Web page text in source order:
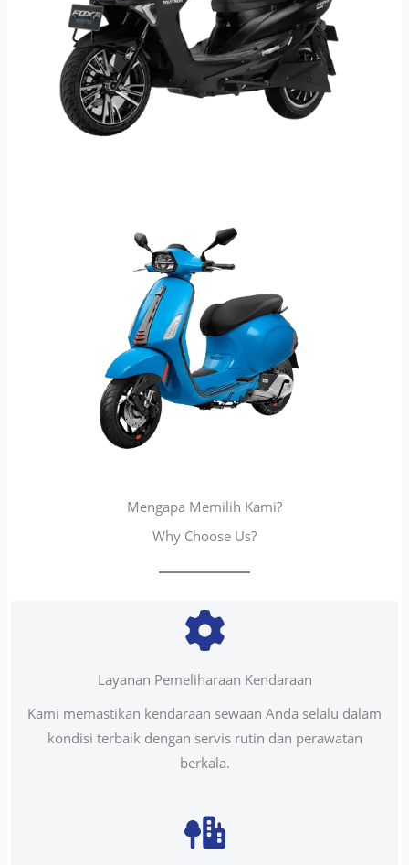
Mengapa Memilih Kami?
Why Choose Us?
Layanan Pemeliharaan Kendaraan
Kami memastikan kendaraan sewaan Anda selalu dalam
kondisi terbaik dengan servis rutin dan perawatan
berkala.